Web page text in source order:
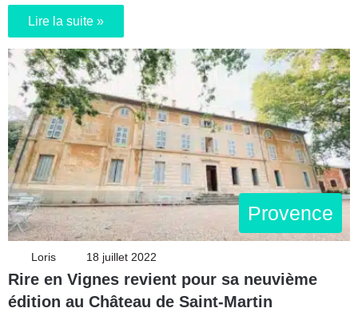
Lire la suite »
Provence
Loris 18 juillet 2022
Rire en Vignes revient pour sa neuvième
édition au Château de Saint-Martin